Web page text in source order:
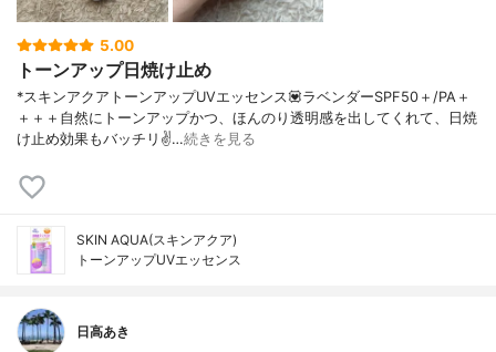
5.00
トーンアップ日焼け止め
*スキンアクアトーンアップUVエッセンス💟ラベンダーSPF50＋/PA＋
＋＋＋自然にトーンアップかつ、ほんのり透明感を出してくれて、日焼
け止め効果もバッチリ✌️…続きを見る
SKIN AQUA(スキンアクア)
トーンアップUVエッセンス
日高あき